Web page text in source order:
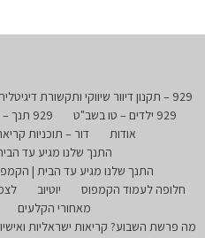
929 – תקנון דיוור שיווקי ותקשורת דיגיטלית
929 ילדים – טו בשב"ט
929 תנך – דף הבית
אודות
דור – תוכניות
התנך שלנו מגיע עד
התנך שלנו מגיע עד הבית |
חלופה לעמוד הקמפוס
יוטיוב
מאחורי הקלעים
מה פרשת השבוע? קריאות ישראליות